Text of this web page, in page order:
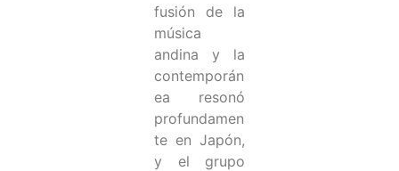
fusión de la
música
andina y la
contemporán
ea resonó
profundamen
te en Japón,
y el grupo